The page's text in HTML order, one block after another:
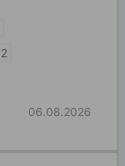
2
06.08.2026